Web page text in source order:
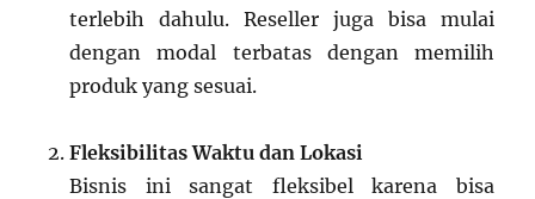
terlebih dahulu. Reseller juga bisa mulai
dengan modal terbatas dengan memilih
produk yang sesuai.
Fleksibilitas Waktu dan Lokasi
Bisnis ini sangat fleksibel karena bisa